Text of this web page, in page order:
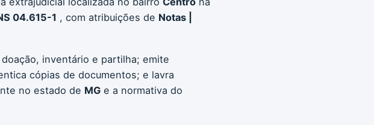
04.615-1 , com atribuições de Notas |
inventário e partilha; emite
cópias de documentos; e lavra
no estado de MG e a normativa do